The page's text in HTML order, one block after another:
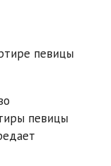
певицы
певицы